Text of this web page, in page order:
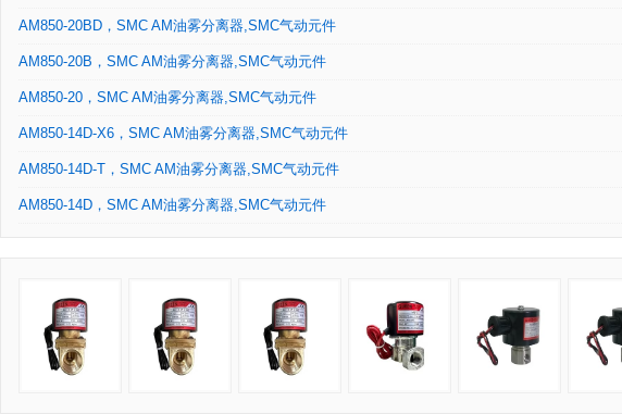
AM850-20BD，SMC AM油雾分离器,SMC气动元件
AM850-20B，SMC AM油雾分离器,SMC气动元件
AM850-20，SMC AM油雾分离器,SMC气动元件
AM850-14D-X6，SMC AM油雾分离器,SMC气动元件
AM850-14D-T，SMC AM油雾分离器,SMC气动元件
AM850-14D，SMC AM油雾分离器,SMC气动元件